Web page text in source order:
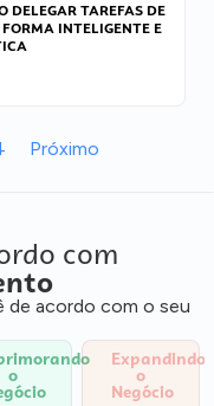
DELEGAR TAREFAS DE
INTELIGENTE E
Próximo
com
de acordo com o seu
o
Expandindo
o
Negócio